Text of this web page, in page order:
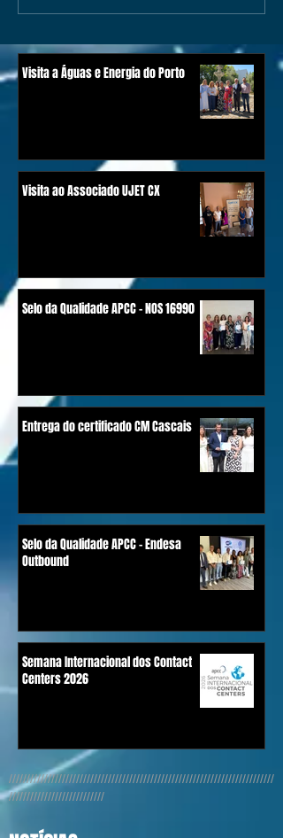
Visita a Águas e Energia do Porto
Visita ao Associado UJET CX
Selo da Qualidade APCC - NOS 16990
Entrega do certificado CM Cascais
Selo da Qualidade APCC - Endesa
Outbound
Semana Internacional dos Contact
Centers 2026
///////////////////////////////////////////////////////////////////////////
///////////////////////////